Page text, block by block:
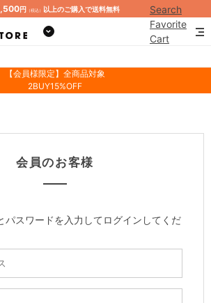
円 （税込） 以上のご購入で送料無料
Search
Favorite
Cart
【会員様限定】全商品対象
2BUY15%OFF
会員のお客様
パスワードを入力してログインしてくだ